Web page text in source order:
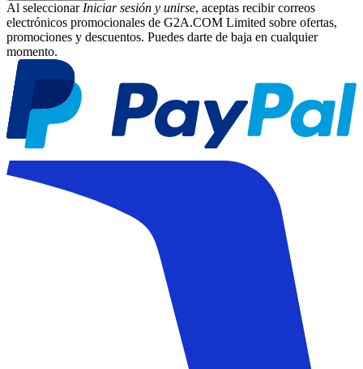
Al seleccionarIniciar sesión y unirse, aceptas recibir correos
electrónicos promocionales de G2A.COM Limited sobre ofertas,
promociones y descuentos. Puedes darte de baja en cualquier
momento.